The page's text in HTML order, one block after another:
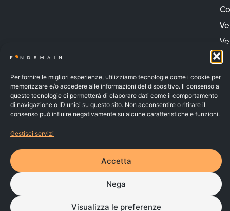
Per fornire le migliori esperienze, utilizziamo tecnologie come i cookie per
memorizzare e/o accedere alle informazioni del dispositivo. Il consenso a
queste tecnologie ci permetterà di elaborare dati come il comportamento
di navigazione o ID unici su questo sito. Non acconsentire o ritirare il
consenso può influire negativamente su alcune caratteristiche e funzioni.
Gestisci servizi
Accetta
Nega
Visualizza le preferenze
FONDEMAIN – C.F. 91037010070 – Iscritto al n.142 dell’Albo dei
Fondi Pensione e soggetto alla vigilanza della COVIP
PRIVACY POLICY
COOKIE POLICY
WHISTLEBLOWING
RECLAMI